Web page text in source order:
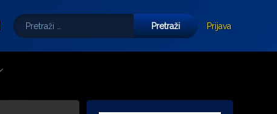
mail
Pretraži:
Prijava